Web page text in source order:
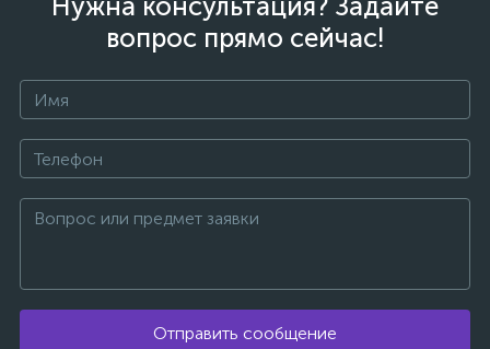
вопрос прямо сейчас!
Отправить сообщение